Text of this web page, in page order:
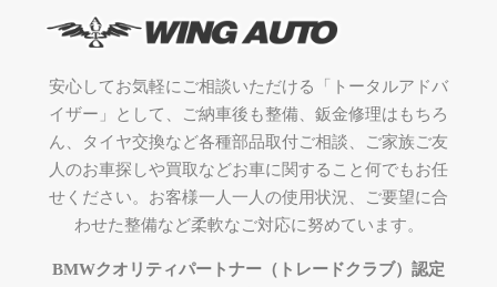
安心してお気軽にご相談いただける「トータルアドバ
イザー」として、ご納車後も整備、鈑金修理はもちろ
ん、タイヤ交換など各種部品取付ご相談、ご家族ご友
人のお車探しや買取などお車に関すること何でもお任
せください。お客様一人一人の使用状況、ご要望に合
わせた整備など柔軟なご対応に努めています。
BMWクオリティパートナー（トレードクラブ）認定